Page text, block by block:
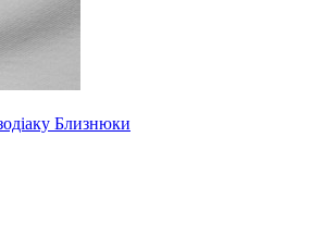
Близнюки